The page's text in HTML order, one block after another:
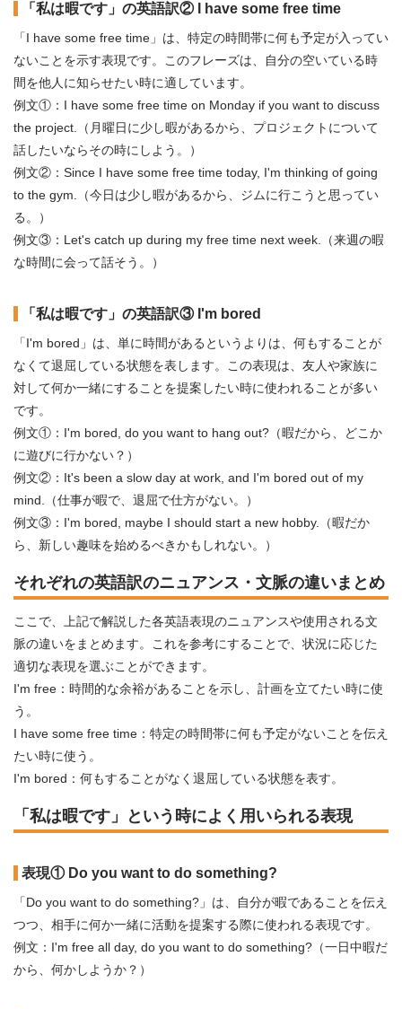
「私は暇です」の英語訳② I have some free time
「I have some free time」は、特定の時間帯に何も予定が入ってい
ないことを示す表現です。このフレーズは、自分の空いている時
間を他人に知らせたい時に適しています。
例文①：I have some free time on Monday if you want to discuss
the project.（月曜日に少し暇があるから、プロジェクトについて
話したいならその時にしよう。）
例文②：Since I have some free time today, I'm thinking of going
to the gym.（今日は少し暇があるから、ジムに行こうと思ってい
る。）
例文③：Let's catch up during my free time next week.（来週の暇
な時間に会って話そう。）
「私は暇です」の英語訳③ I'm bored
「I'm bored」は、単に時間があるというよりは、何もすることが
なくて退屈している状態を表します。この表現は、友人や家族に
対して何か一緒にすることを提案したい時に使われることが多い
です。
例文①：I'm bored, do you want to hang out?（暇だから、どこか
に遊びに行かない？）
例文②：It's been a slow day at work, and I'm bored out of my
mind.（仕事が暇で、退屈で仕方がない。）
例文③：I'm bored, maybe I should start a new hobby.（暇だか
ら、新しい趣味を始めるべきかもしれない。）
それぞれの英語訳のニュアンス・文脈の違いまとめ
ここで、上記で解説した各英語表現のニュアンスや使用される文
脈の違いをまとめます。これを参考にすることで、状況に応じた
適切な表現を選ぶことができます。
I'm free：時間的な余裕があることを示し、計画を立てたい時に使
う。
I have some free time：特定の時間帯に何も予定がないことを伝え
たい時に使う。
I'm bored：何もすることがなく退屈している状態を表す。
「私は暇です」という時によく用いられる表現
表現① Do you want to do something?
「Do you want to do something?」は、自分が暇であることを伝え
つつ、相手に何か一緒に活動を提案する際に使われる表現です。
例文：I'm free all day, do you want to do something?（一日中暇だ
から、何かしようか？）